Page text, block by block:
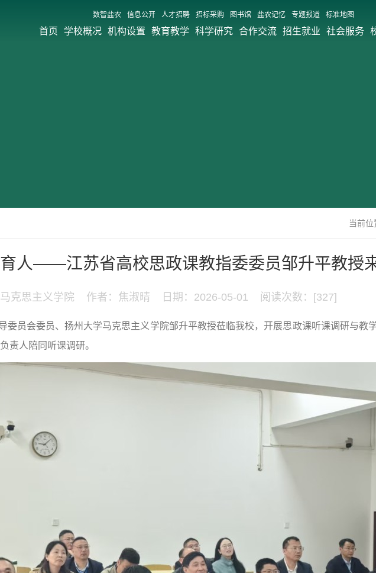
数智盐农 信息公开 人才招聘 招标采购 图书馆 盐农记忆 专题报道 标准地图
首页 学校概况 机构设置 教育教学 科学研究 合作交流 招生就业 社会服务
当前位
人——江苏省高校思政课教指委委员邹升平教授
克思主义学院 作者：焦淑晴 日期：2026-05-01 阅读次数：[327]
会委员、扬州大学马克思主义学院邹升平教授莅临我校，开展思政课听课调研与教
责人陪同听课调研。